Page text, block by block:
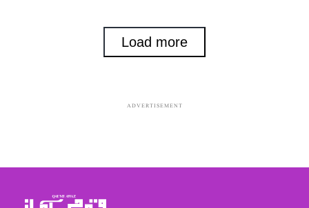
Load more
ADVERTISEMENT